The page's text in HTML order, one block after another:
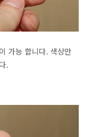
가능 합니다. 색상만
.